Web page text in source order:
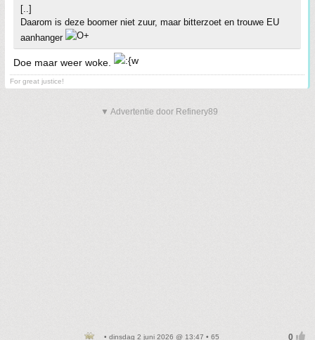
[..]
Daarom is deze boomer niet zuur, maar bitterzoet en trouwe EU
aanhanger
Doe maar weer woke.
For great justice!
▼ Advertentie door Refinery89
• dinsdag 2 juni 2026 @ 13:47 • 65